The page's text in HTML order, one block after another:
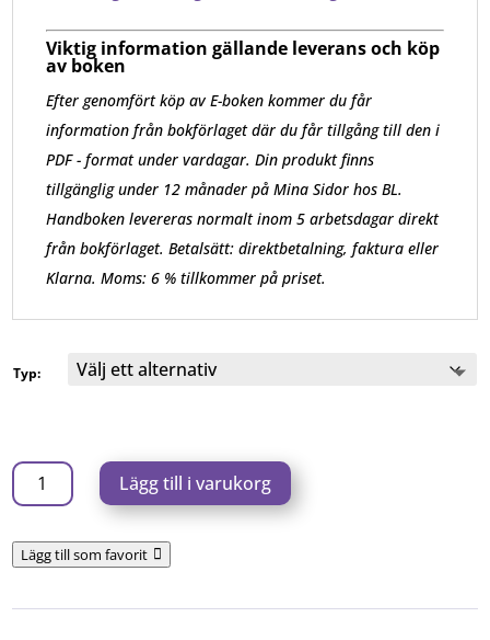
Viktig information gällande leverans och köp
av boken
Efter genomfört köp av E-boken kommer du får
information från bokförlaget där du får tillgång till den i
PDF - format under vardagar. Din produkt finns
tillgänglig under 12 månader på Mina Sidor hos BL.
Handboken levereras normalt inom 5 arbetsdagar direkt
från bokförlaget. Betalsätt: direktbetalning, faktura eller
Klarna.Moms: 6 % tillkommer på priset.
Typ:
Bokföring
och
i
Lägg till i varukorg
Lägg till som favorit